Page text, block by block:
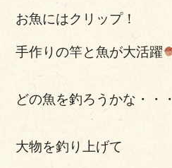
お魚にはクリップ！
手作りの竿と魚が大活躍
どの魚を釣ろうかな・・・
大物を釣り上げて